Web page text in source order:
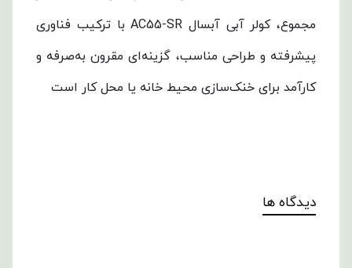
مجموع، کولر آبی آبسال AC55-SR با ترکیب فناوری
پیشرفته و طراحی مناسب، گزینه‌ای مقرون به‌صرفه و
کارآمد برای خنک‌سازی محیط خانه یا محل کار است
دیدگاه ها